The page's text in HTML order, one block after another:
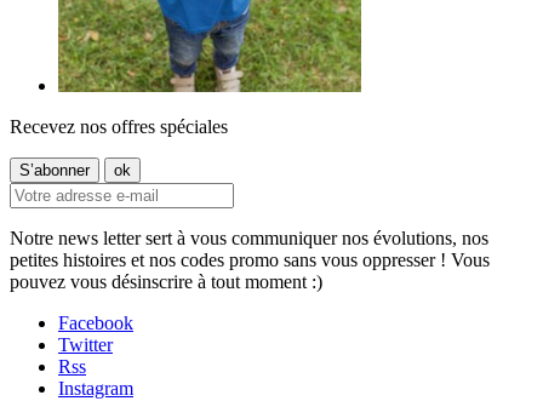
Recevez nos offres spéciales
Notre news letter sert à vous communiquer nos évolutions, nos
petites histoires et nos codes promo sans vous oppresser ! Vous
pouvez vous désinscrire à tout moment :)
Facebook
Twitter
Rss
Instagram